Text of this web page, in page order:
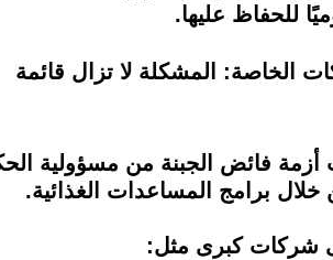
للحفاظ عليها.
الخاصة: المشكلة لا تزال قائمة
فائض الجبنة من مسؤولية
برامج المساعدات الغذائية.
شركات كبرى مثل: